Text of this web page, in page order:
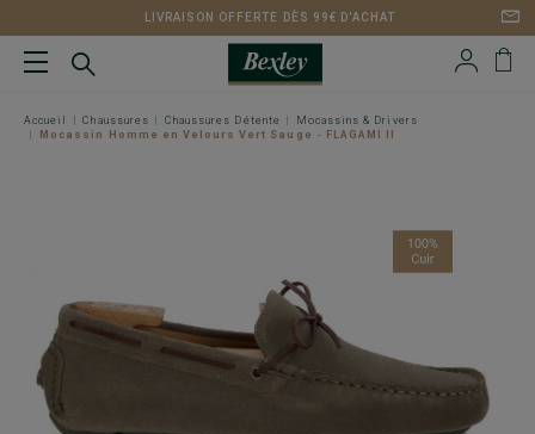
LIVRAISON OFFERTE DÈS 99€ D'ACHAT
Accueil Chaussures Chaussures Détente
Mocassins & Drivers
Mocassin Homme en Velours Vert Sauge - FLAGAMI II